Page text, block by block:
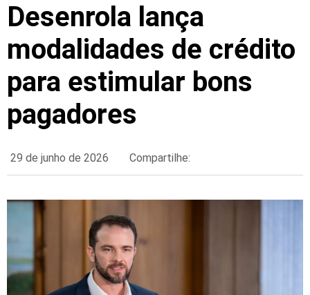
Desenrola lança
modalidades de crédito
para estimular bons
pagadores
29 de junho de 2026 Compartilhe: